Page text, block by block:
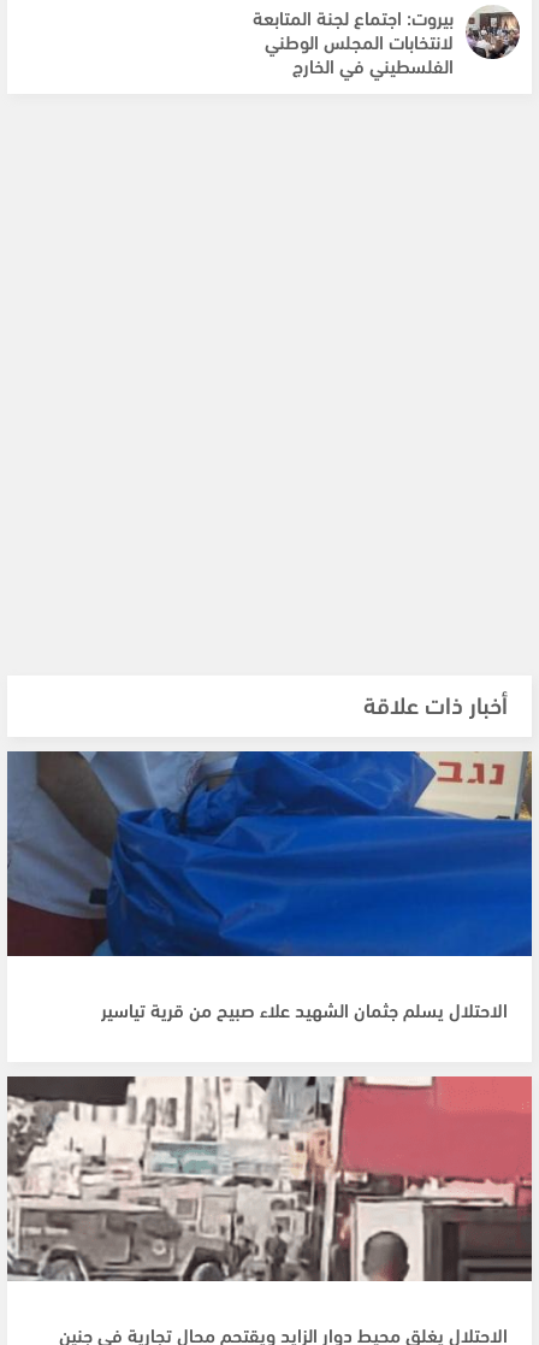
بيروت: اجتماع لجنة المتابعة
لانتخابات المجلس الوطني
الفلسطيني في الخارج
أخبار ذات علاقة
الاحتلال يسلم جثمان الشهيد علاء صبيح من قرية تياسير
الاحتلال يغلق محيط دوار الزايد ويقتحم محال تجارية في جنين